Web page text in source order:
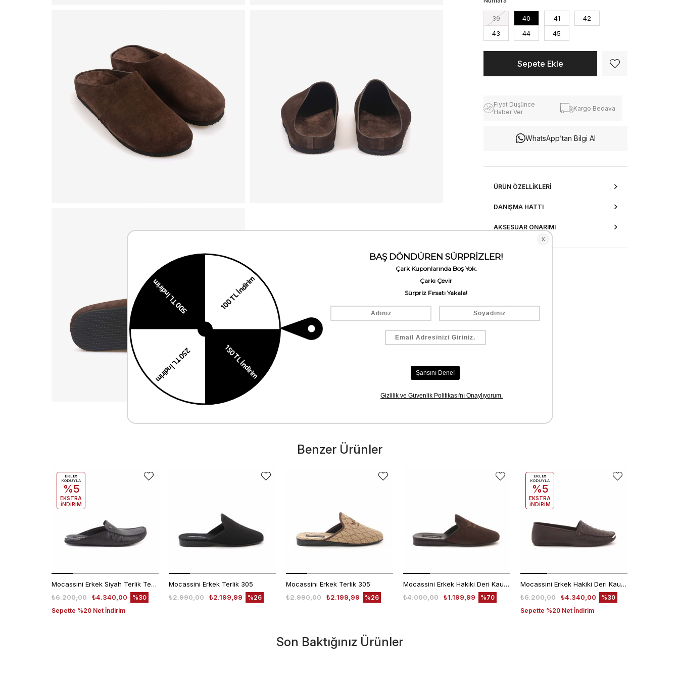
39 40 41
42
43
44 45
Fiyat Düşünce
Haber Ver
Kargo Bedava
WhatsApp’tan Bilgi Al
ÜRÜN ÖZELLIKLERI
DANIŞMA HATTI
AKSESUAR ONARIMI
Benzer Ürünler
Mocassini Erkek Siyah Terlik Terlik
₺4.340,00
₺6.200,00
Sepette %20 Net İndirim
%30
EKLE5
KODUYLA
%5
EKSTRA
İNDİRİM
Mocassini Erkek Terlik 305
₺2.199,99
₺2.990,00 %26
Mocassini Erkek Terlik 305
₺2.199,99
₺2.990,00 %26
Mocassini Erkek Hakiki Deri Kauçuk Taban Kahverengi Terlik Terlik
₺1.199,99
₺4.000,00 %70
Mocassini Erkek Hakiki Deri Kauçuk Taban Kahverengi Terlik Terlik
₺4.340,00
₺6.200,00
Sepette %20 Net İndirim
%30
EKLE5
KODUYLA
%5
EKSTRA
İNDİRİM
Son Baktığınız Ürünler